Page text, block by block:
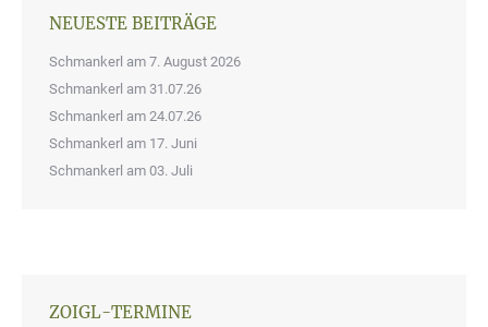
NEUESTE BEITRÄGE
Schmankerl am 7. August 2026
Schmankerl am 31.07.26
Schmankerl am 24.07.26
Schmankerl am 17. Juni
Schmankerl am 03. Juli
ZOIGL-TERMINE